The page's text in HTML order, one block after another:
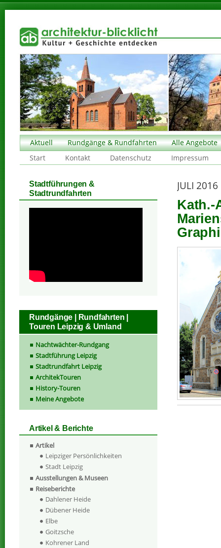
Aktuell Rundgänge & Rundfahrten
Alle Angebote
Start
Kontakt Datenschutz Impressum
JULI 2016
Kath.-
Stadtführungen &
Stadtrundfahrten
Rundgänge | Rundfahrten |
Touren Leipzig & Umland
Nachtwächter-Rundgang
Stadtführung Leipzig
Stadtrundfahrt Leipzig
ArchitekTouren
History-Touren
Meine Angebote
Artikel & Berichte
Artikel
Leipziger Persönlichkeiten
Stadt Leipzig
Ausstellungen & Museen
Reiseberichte
Dahlener Heide
Dübener Heide
Elbe
Goitzsche
Kohrener Land